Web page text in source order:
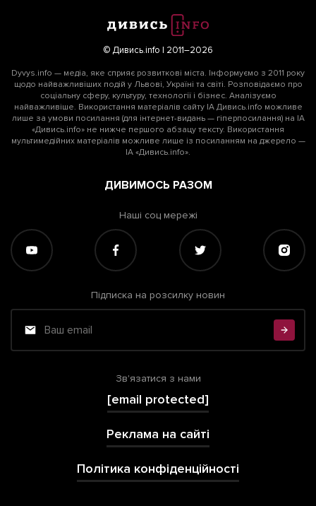
© Дивись.info | 2011–2026
Dyvys.info — медіа, яке сприяє розвиткові міста. Інформуємо з 2011 року
щодо найважливіших подій у Львові, Україні та світі. Розповідаємо про
соціальну сферу, культуру, технології і бізнес. Аналізуємо
найважливіше. Використання матеріалів сайту ІА Дивись.info можливе
лише за умови посилання (для інтернет-видань — гіперпосилання) на ІА
«Дивись.info» не нижче першого абзацу тексту. Використання
мультимедійних матеріалів можливе лише із посиланням на джерело —
ІА «Дивись.info».
ДИВИМОСЬ РАЗОМ
Наші соц мережі
Підписка на розсилку новин
Зв'язатися з нами
[email protected]
Реклама на сайті
Політика конфіденційності